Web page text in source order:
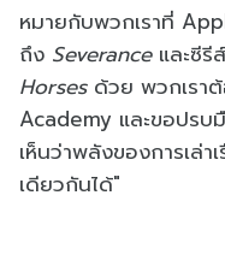
หมายกับพวกเราที่
ถึง Severanceและซีรี
Horsesด้วย พวกเรา
Academy และขอปรบ
เห็นว่าพลังของการเล่
เดียวกันได้"